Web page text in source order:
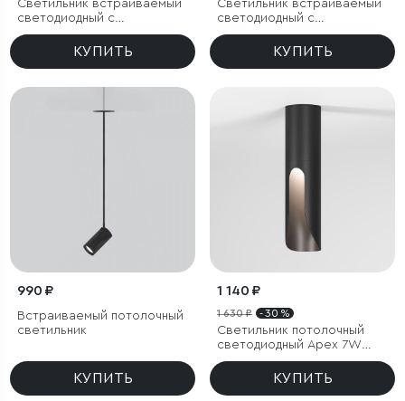
Светильник встраиваемый
светодиодный с
антибликовой решеткой
Tetro 10W 3000K черный
КУПИТЬ
Светильник встраиваемый
светодиодный с
антибликовой решеткой
Tetro 10W 4000K черный
КУПИТЬ
990 ₽
Встраиваемый потолочный
светильник
КУПИТЬ
1 140 ₽
1 630 ₽ - 30 %
Светильник потолочный
светодиодный Apex 7W
4000K черный
КУПИТЬ